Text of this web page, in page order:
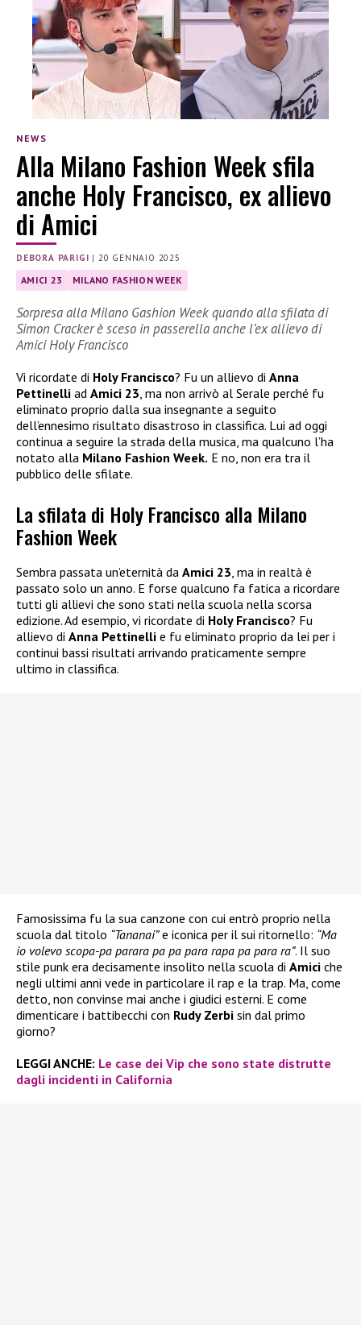
NEWS
Alla Milano Fashion Week sfila
anche Holy Francisco, ex allievo
di Amici
DEBORA PARIGI | 20 GENNAIO 2025
AMICI 23 MILANO FASHION WEEK
Sorpresa alla Milano Gashion Week quando alla sfilata di
Simon Cracker è sceso in passerella anche l’ex allievo di
Amici Holy Francisco
Vi ricordate di Holy Francisco? Fu un allievo di Anna
Pettinelli ad Amici 23 , ma non arrivò al Serale perché fu
eliminato proprio dalla sua insegnante a seguito
dell’ennesimo risultato disastroso in classifica. Lui ad oggi
continua a seguire la strada della musica, ma qualcuno l’ha
notato alla Milano Fashion Week. E no, non era tra il
pubblico delle sfilate.
La sfilata di Holy Francisco alla Milano
Fashion Week
Sembra passata un’eternità da Amici 23, ma in realtà è
passato solo un anno. E forse qualcuno fa fatica a ricordare
tutti gli allievi che sono stati nella scuola nella scorsa
edizione. Ad esempio, vi ricordate di Holy Francisco? Fu
allievo di Anna Pettinelli e fu eliminato proprio da lei per i
continui bassi risultati arrivando praticamente sempre
ultimo in classifica.
Famosissima fu la sua canzone con cui entrò proprio nella
scuola dal titolo “Tananai”e iconica per il sui ritornello: “Ma
io volevo scopa-pa parara pa pa para rapa pa para ra”. Il suo
stile punk era decisamente insolito nella scuola di Amici che
negli ultimi anni vede in particolare il rap e la trap. Ma, come
detto, non convinse mai anche i giudici esterni. E come
dimenticare i battibecchi con Rudy Zerbi sin dal primo
giorno?
LEGGI ANCHE: Le case dei Vip che sono state distrutte
dagli incidenti in California